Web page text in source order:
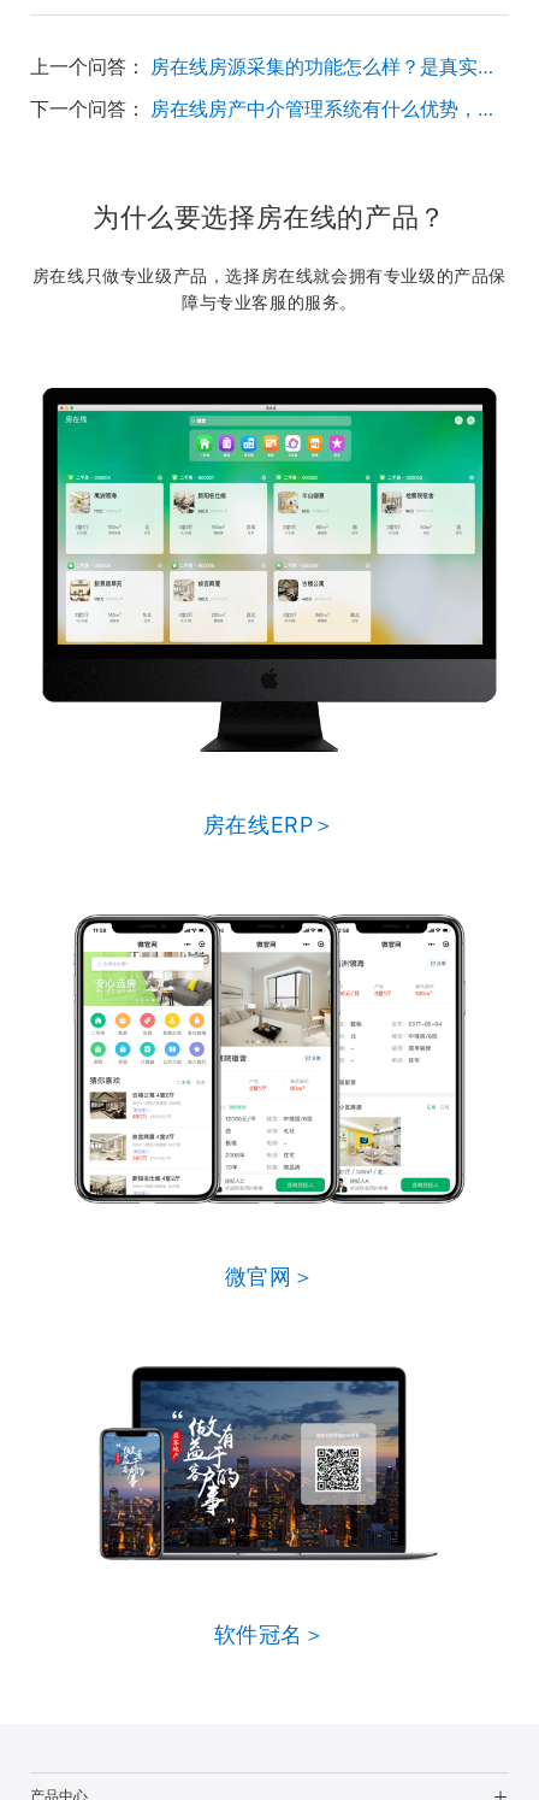
上一个问答：
房在线房源采集的功能怎么样？是真实房源吗？
下一个问答：
房在线房产中介管理系统有什么优势，为什么那么多公司使用?
为什么要选择房在线的产品？
房在线只做专业级产品，选择房在线就会拥有专业级的产品保
障与专业客服的服务。
房在线ERP＞
微官网＞
软件冠名＞
产品中心